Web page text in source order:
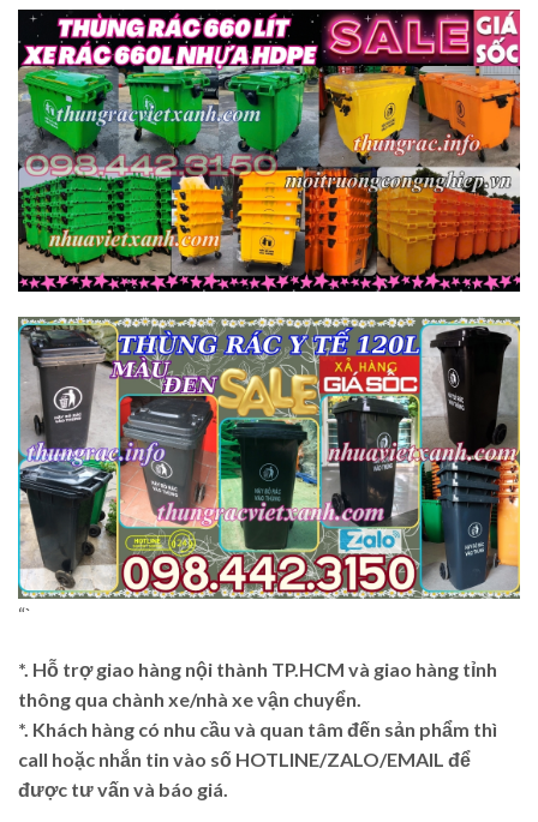
“`
*. Hỗ trợ giao hàng nội thành TP.HCM và giao hàng tỉnh
thông qua chành xe/nhà xe vận chuyển.
*. Khách hàng có nhu cầu và quan tâm đến sản phẩm thì
call hoặc nhắn tin vào số HOTLINE/ZALO/EMAIL để
được tư vấn và báo giá.